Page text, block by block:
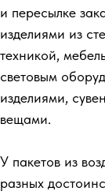
и пересылке
изделиями из
техникой,
световым
изделиями,
вещами.
У пакетов из
разных